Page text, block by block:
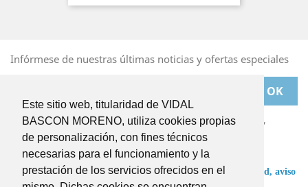
Este sitio web, titularidad de VIDAL
BASCON MORENO, utiliza cookies propias
de personalización, con fines técnicos
necesarias para el funcionamiento y la
prestación de los servicios ofrecidos en el
Infórmese de nuestras últimas noticias y ofertas especiales
Puede darse de baja en cualquier momento. Para ello,
deberá dirigirse a
BASCONMORENO@BASCONMORENO.COM
He leído y acepto las condiciones de lapolítica de privacidad, aviso